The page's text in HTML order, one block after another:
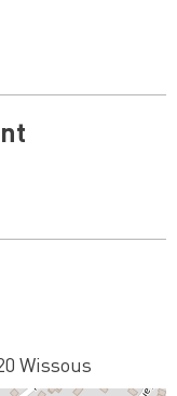
Wissous